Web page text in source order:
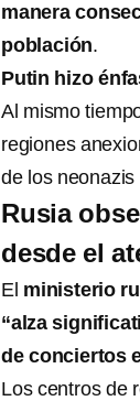
manera
población.
Putin hizo
Al mismo
regiones
de los neonazis
Rusia
desde el
El ministerio
“alza
de conciertos
Los centros de